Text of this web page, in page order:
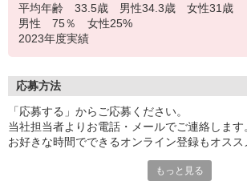
平均年齢 33.5歳 男性34.3歳 女性31歳
男性 75％ 女性25%
2023年度実績
応募方法
「応募する」からご応募ください。
当社担当者よりお電話・メールでご連絡します
お好きな時間でできるオンライン登録もオスス
もっと見る